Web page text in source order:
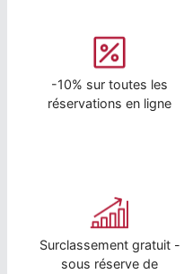
-10% sur toutes les
réservations en ligne
Surclassement gratuit -
sous réserve de